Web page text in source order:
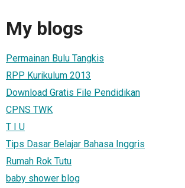
My blogs
Permainan Bulu Tangkis
RPP Kurikulum 2013
Download Gratis File Pendidikan
CPNS TWK
T I U
Tips Dasar Belajar Bahasa Inggris
Rumah Rok Tutu
baby shower blog